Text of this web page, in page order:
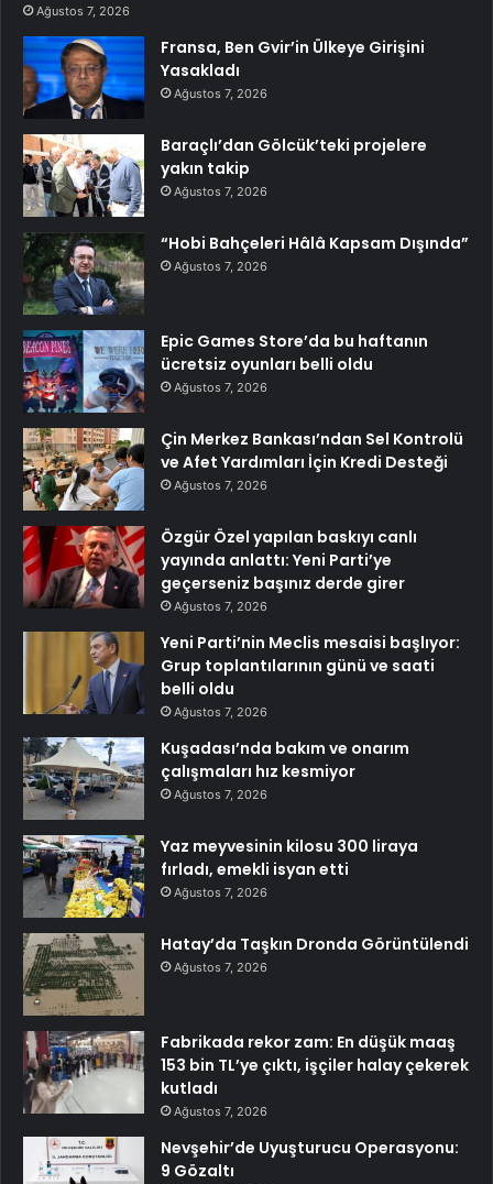
Ağustos 7, 2026
Fransa, Ben Gvir’in Ülkeye Girişini
Yasakladı
Ağustos 7, 2026
Baraçlı’dan Gölcük’teki projelere
yakın takip
Ağustos 7, 2026
“Hobi Bahçeleri Hâlâ Kapsam Dışında”
Ağustos 7, 2026
Epic Games Store’da bu haftanın
ücretsiz oyunları belli oldu
Ağustos 7, 2026
Çin Merkez Bankası’ndan Sel Kontrolü
ve Afet Yardımları İçin Kredi Desteği
Ağustos 7, 2026
Özgür Özel yapılan baskıyı canlı
yayında anlattı: Yeni Parti’ye
geçerseniz başınız derde girer
Ağustos 7, 2026
Yeni Parti’nin Meclis mesaisi başlıyor:
Grup toplantılarının günü ve saati
belli oldu
Ağustos 7, 2026
Kuşadası’nda bakım ve onarım
çalışmaları hız kesmiyor
Ağustos 7, 2026
Yaz meyvesinin kilosu 300 liraya
fırladı, emekli isyan etti
Ağustos 7, 2026
Hatay’da Taşkın Dronda Görüntülendi
Ağustos 7, 2026
Fabrikada rekor zam: En düşük maaş
153 bin TL’ye çıktı, işçiler halay çekerek
kutladı
Ağustos 7, 2026
Nevşehir’de Uyuşturucu Operasyonu:
9 Gözaltı